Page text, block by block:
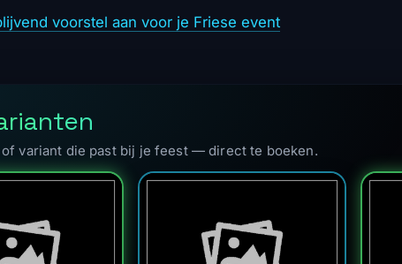
voorstel aan voor je Friese event
of variant die past bij je feest — direct te boeken.